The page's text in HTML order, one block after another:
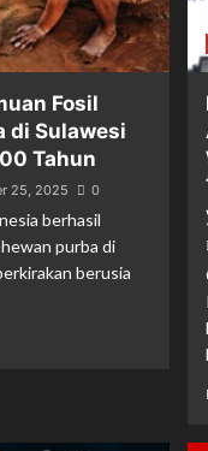
Fosil
di Sulawesi
Tahun
25, 2025 0
berhasil
purba di
berusia